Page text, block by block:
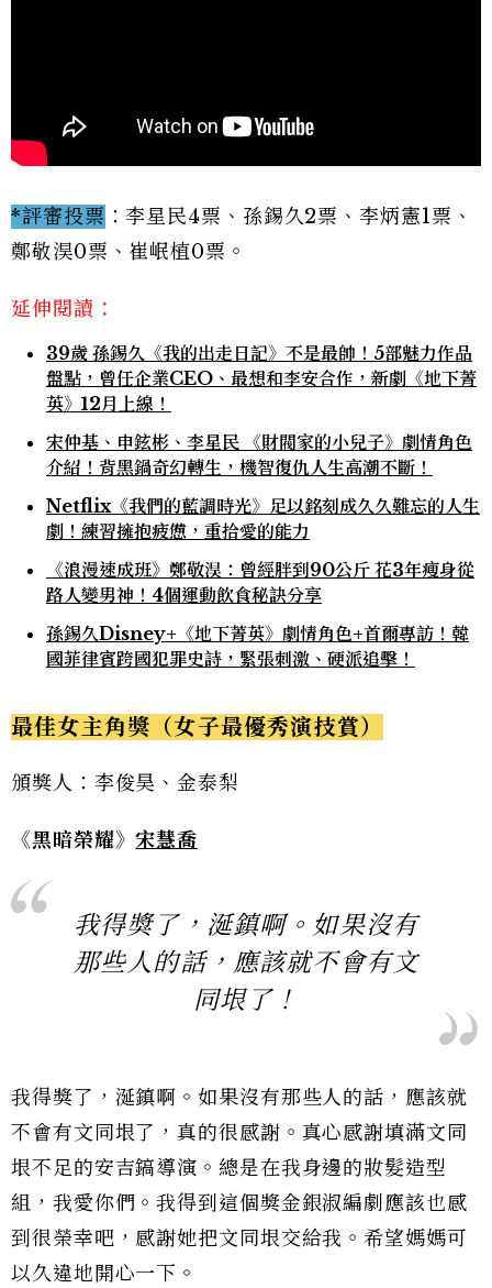
*評審投票 ：李星民4票、孫錫久2票、李炳憲1票、
鄭敬淏0票、崔岷植0票。
延伸閱讀：
39歲 孫錫久《我的出走日記》不是最帥！5部魅力作品
盤點，曾任企業CEO、最想和李安合作，新劇《地下菁
英》12月上線！
宋仲基、申鉉彬、李星民 《財閥家的小兒子》劇情角色
介紹！背黑鍋奇幻轉生，機智復仇人生高潮不斷！
Netflix《我們的藍調時光》足以銘刻成久久難忘的人生
劇！練習擁抱疲憊，重拾愛的能力
《浪漫速成班》鄭敬淏：曾經胖到90公斤 花3年瘦身從
路人變男神！4個運動飲食秘訣分享
孫錫久Disney+《地下菁英》劇情角色+首爾專訪！韓
國菲律賓跨國犯罪史詩，緊張刺激、硬派追擊！
最佳女主角獎（女子最優秀演技賞）
頒獎人：李俊昊、金泰梨
《黑暗榮耀》宋慧喬
我得獎了，涎鎮啊。如果沒有
那些人的話，應該就不會有文
同垠了！
我得獎了，涎鎮啊。如果沒有那些人的話，應該就
不會有文同垠了，真的很感謝。真心感謝填滿文同
垠不足的安吉鎬導演。總是在我身邊的妝髮造型
組，我愛你們。我得到這個獎金銀淑編劇應該也感
到很榮幸吧，感謝她把文同垠交給我。希望媽媽可
以久違地開心一下。